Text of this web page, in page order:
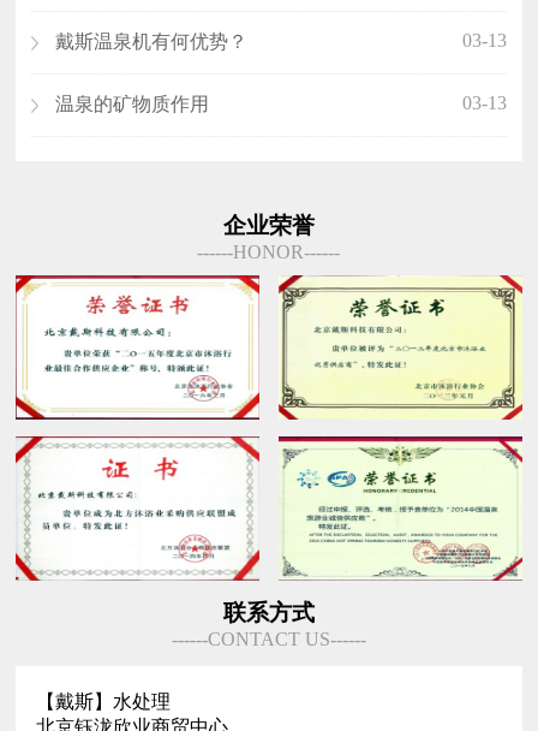
戴斯温泉机有何优势？ 03-13
温泉的矿物质作用 03-13
企业荣誉
------HONOR------
联系方式
------CONTACT US------
【戴斯】水处理